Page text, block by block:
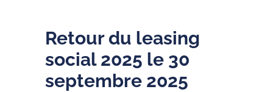
Retour du leasing
social 2025 le 30
septembre 2025